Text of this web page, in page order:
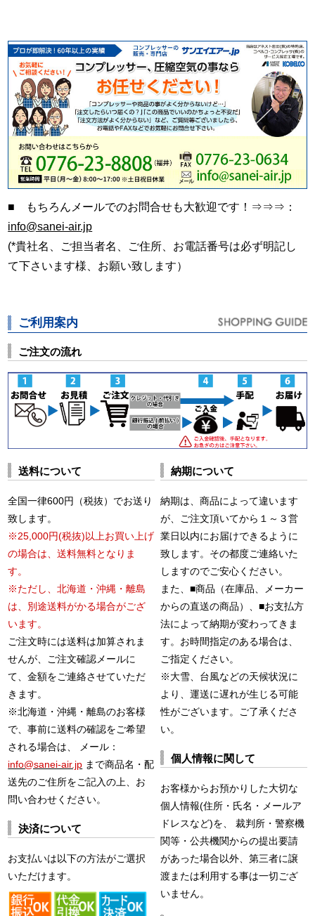
■ もちろんメールでのお問合せも大歓迎です！⇒⇒⇒：
info@sanei-air.jp
(*貴社名、ご担当者名、ご住所、お電話番号は必ず明記し
て下さいます様、お願い致します）
ご利用案内
ご注文の流れ
送料について
全国一律600円（税抜）でお送り
致します。
※25,000円(税抜)以上お買い上げ
の場合は、送料無料となりま
す。
※ただし、北海道・沖縄・離島
は、別途送料がかる場合がござ
います。
ご注文時には送料は加算されま
せんが、ご注文確認メールに
て、金額をご連絡させていただ
きます。
※北海道・沖縄・離島のお客様
で、事前に送料の確認をご希望
される場合は、 メール：
info@sanei-air.jp まで商品名・配
送先のご住所をご記入の上、お
問い合わせください。
決済について
お支払いは以下の方法がご選択
いただけます。
納期について
納期は、商品によって違います
が、ご注文頂いてから１～３営
業日以内にお届けできるように
致します。その都度ご連絡いた
しますのでご安心ください。
また、■商品（在庫品、メーカー
からの直送の商品）、■お支払方
法によって納期が変わってきま
す。お時間指定のある場合は、
ご指定ください。
※大雪、台風などの天候状況に
より、運送に遅れが生じる可能
性がございます。ご了承くださ
い。
個人情報に関して
お客様からお預かりした大切な
個人情報(住所・氏名・メールア
ドレスなど)を、 裁判所・警察機
関等・公共機関からの提出要請
があった場合以外、第三者に譲
渡または利用する事は一切ござ
いません。